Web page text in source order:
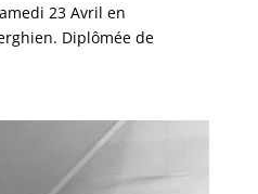
23 Avril en
Diplômée de